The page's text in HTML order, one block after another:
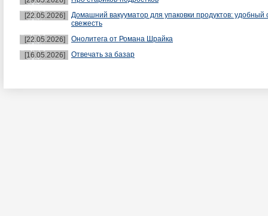
[22.05.2026]
Домашний вакууматор для упаковки продуктов: удобный
свежесть
[22.05.2026]
Онолитега от Романа Шрайка
[16.05.2026]
Отвечать за базар